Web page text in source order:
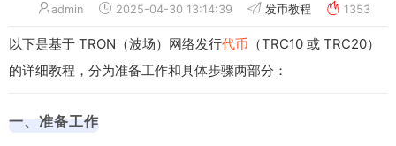
admin 2025-04-30 13:14:39 发币教程 1353
以下是基于 TRON（波场）网络发行代币 （TRC10 或 TRC20）
的详细教程，分为准备工作和具体步骤两部分：
一、准备工作